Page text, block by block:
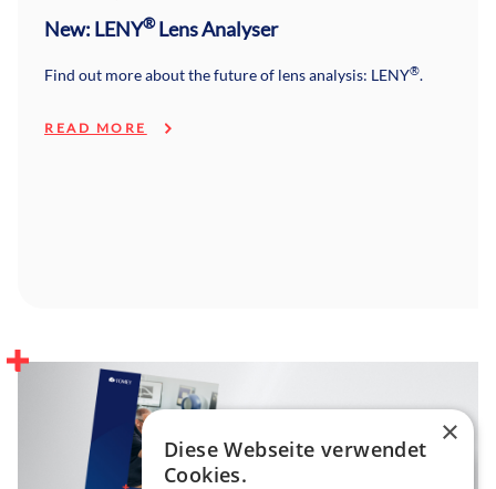
New: LENY®Lens Analyser
Find out more about the future of lens analysis: LENY®.
READ MORE
×
Diese Webseite verwendet
Cookies.